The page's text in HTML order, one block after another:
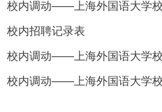
校内招聘记录表